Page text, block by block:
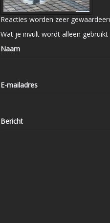
Reacties worden zeer
Wat je invult wordt alleen
Naam
E-mailadres
Bericht